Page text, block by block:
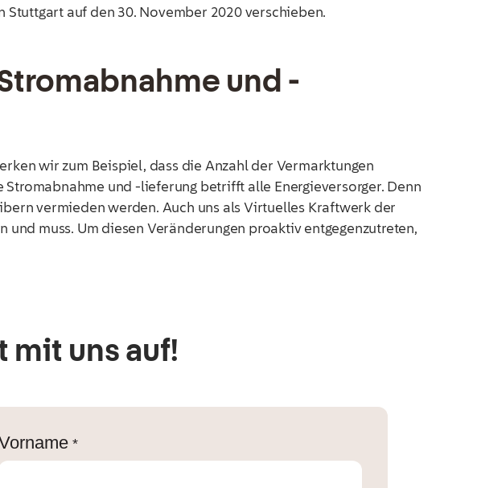
auf den 30. November 2020 verschieben.
und -
wir zum Beispiel, dass die Anzahl der Vermarktungen
und -lieferung betrifft alle Energieversorger. Denn
vermieden werden. Auch uns als Virtuelles Kraftwerk der
muss. Um diesen Veränderungen proaktiv entgegenzutreten,
mit uns auf!
*